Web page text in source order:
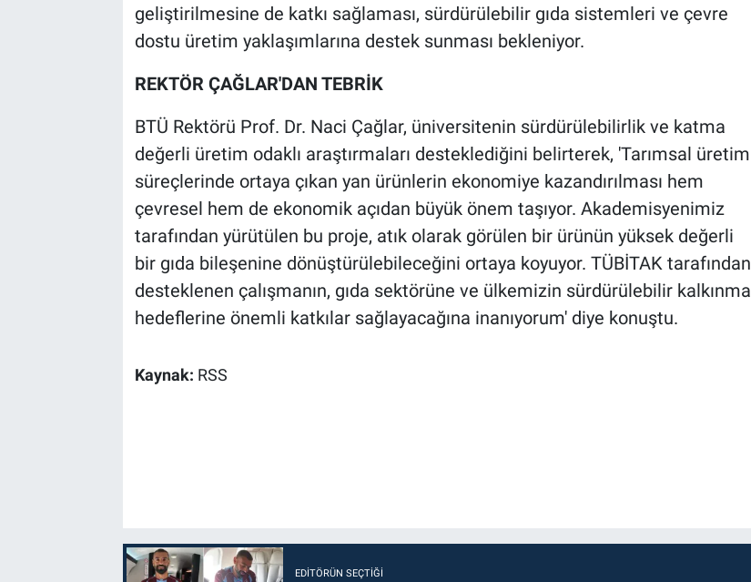
geliştirilmesine de katkı sağlaması, sürdürülebilir gıda sistemleri ve çevre
dostu üretim yaklaşımlarına destek sunması bekleniyor.
REKTÖR ÇAĞLAR'DAN TEBRİK
BTÜ Rektörü Prof. Dr. Naci Çağlar, üniversitenin sürdürülebilirlik ve katma
değerli üretim odaklı araştırmaları desteklediğini belirterek, 'Tarımsal üretim
süreçlerinde ortaya çıkan yan ürünlerin ekonomiye kazandırılması hem
çevresel hem de ekonomik açıdan büyük önem taşıyor. Akademisyenimiz
tarafından yürütülen bu proje, atık olarak görülen bir ürünün yüksek değerli
bir gıda bileşenine dönüştürülebileceğini ortaya koyuyor. TÜBİTAK tarafından
desteklenen çalışmanın, gıda sektörüne ve ülkemizin sürdürülebilir kalkınma
hedeflerine önemli katkılar sağlayacağına inanıyorum' diye konuştu.
Kaynak: RSS
EDITÖRÜN SEÇTIĞI